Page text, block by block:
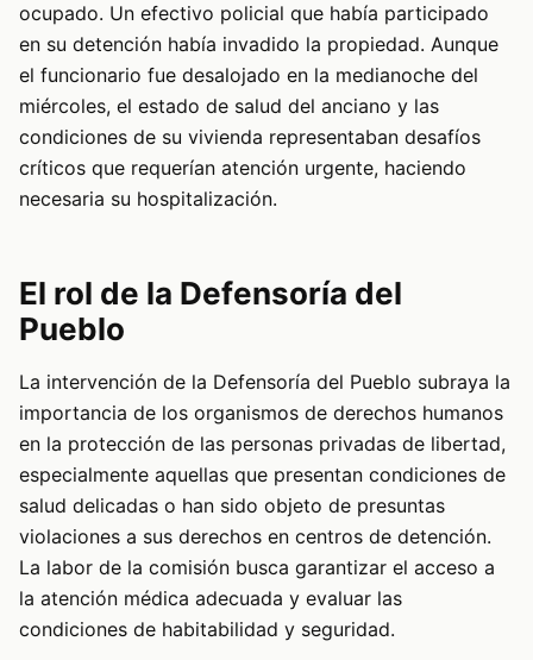
ocupado. Un efectivo policial que había participado
en su detención había invadido la propiedad. Aunque
el funcionario fue desalojado en la medianoche del
miércoles, el estado de salud del anciano y las
condiciones de su vivienda representaban desafíos
críticos que requerían atención urgente, haciendo
necesaria su hospitalización.
El rol de la Defensoría del
Pueblo
La intervención de la Defensoría del Pueblo subraya la
importancia de los organismos de derechos humanos
en la protección de las personas privadas de libertad,
especialmente aquellas que presentan condiciones de
salud delicadas o han sido objeto de presuntas
violaciones a sus derechos en centros de detención.
La labor de la comisión busca garantizar el acceso a
la atención médica adecuada y evaluar las
condiciones de habitabilidad y seguridad.